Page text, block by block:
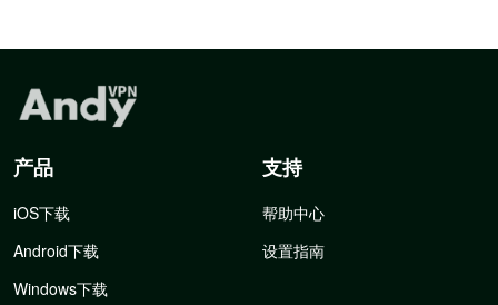
产品
iOS下载
Android下载
Windows下载
支持
帮助中心
设置指南